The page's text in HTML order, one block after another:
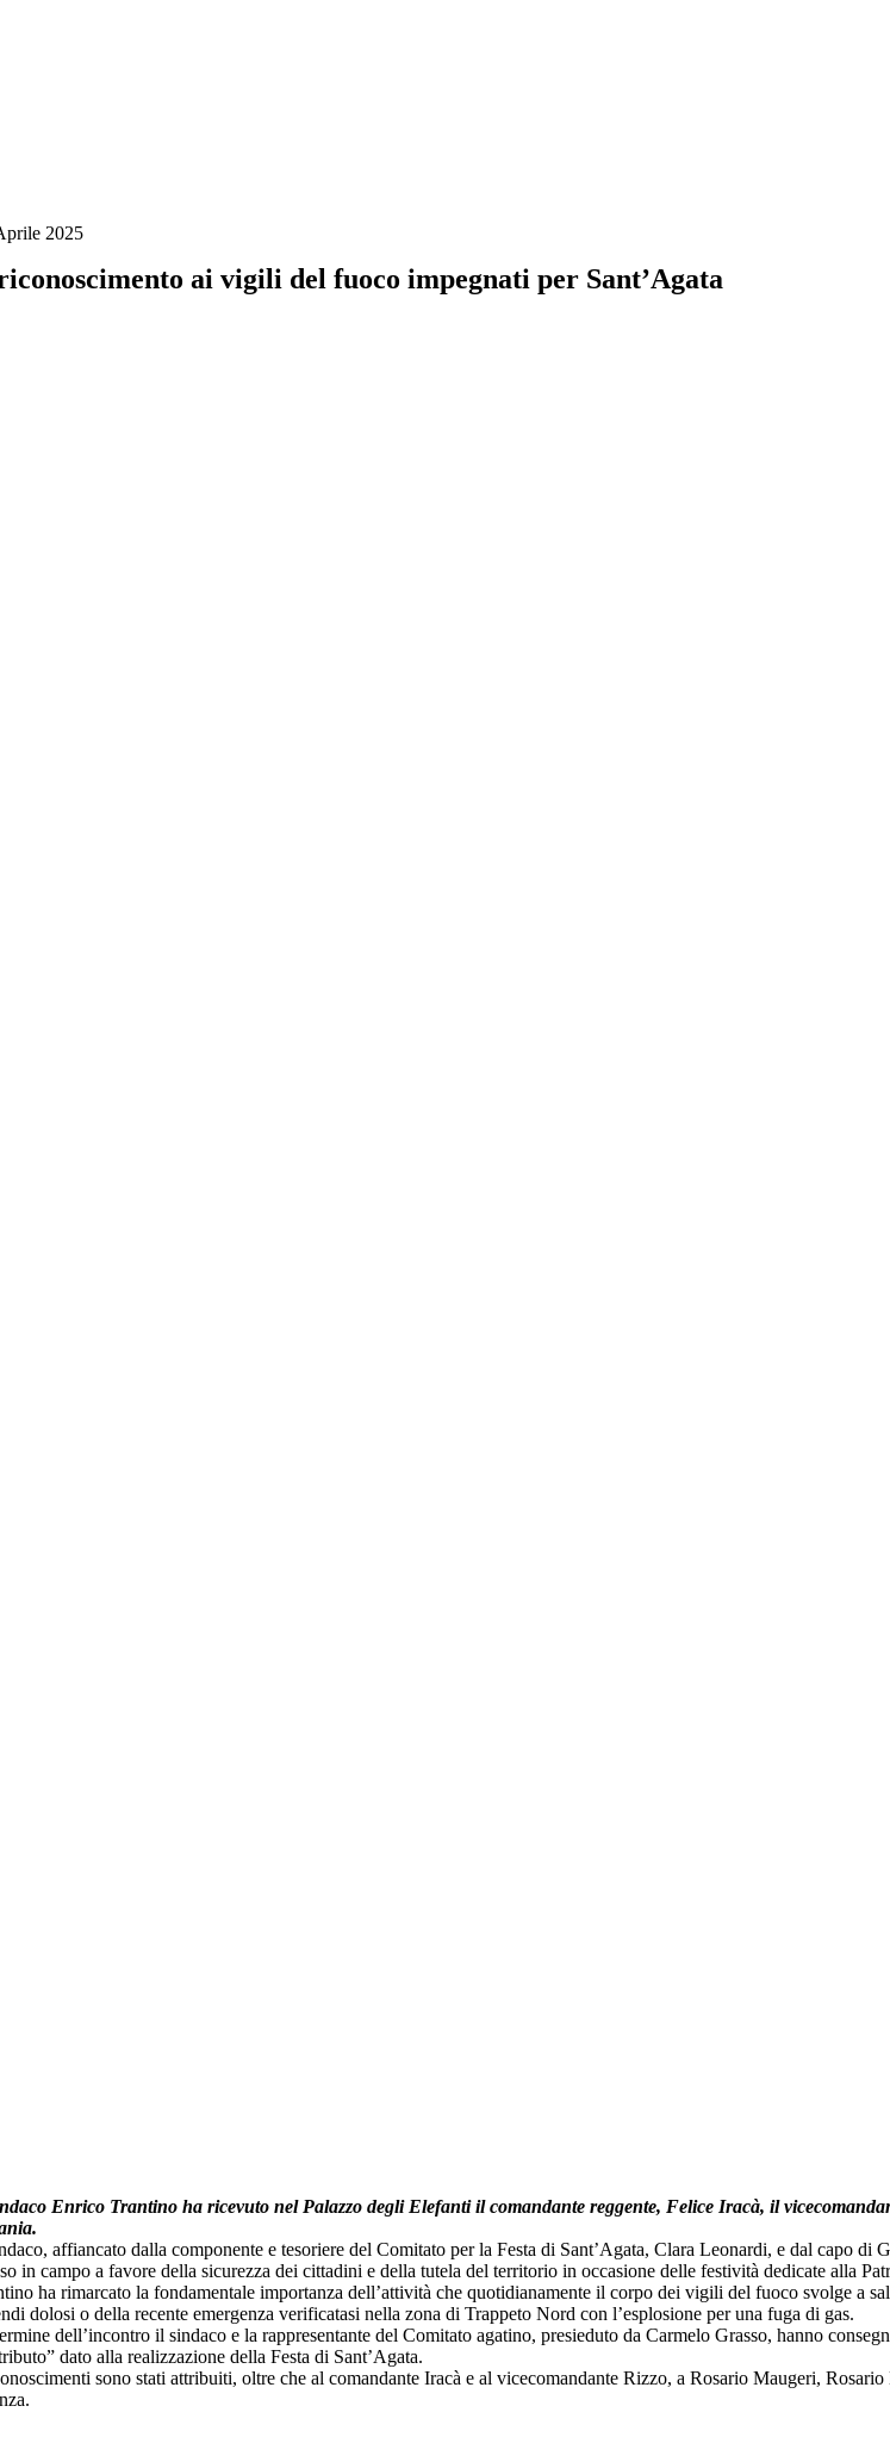
2025
ai vigili del fuoco impegnati per Sant’Agata
Enrico Trantino ha ricevuto nel Palazzo degli Elefanti il comandante reggente, Felice Iracà, il
affiancato dalla componente e tesoriere del Comitato per la Festa di Sant’Agata, Clara Leonardi, e dal capo
in campo a favore della sicurezza dei cittadini e della tutela del territorio in occasione delle festività dedicate alla
ha rimarcato la fondamentale importanza dell’attività che quotidianamente il corpo dei vigili del fuoco svolge a
dolosi o della recente emergenza verificatasi nella zona di Trappeto Nord con l’esplosione per una fuga di gas.
dell’incontro il sindaco e la rappresentante del Comitato agatino, presieduto da Carmelo Grasso, hanno
dato alla realizzazione della Festa di Sant’Agata.
sono stati attribuiti, oltre che al comandante Iracà e al vicecomandante Rizzo, a Rosario Maugeri,